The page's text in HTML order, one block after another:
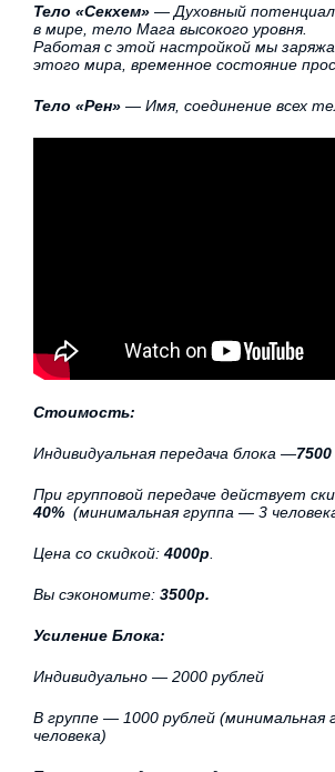
Тело «Секхем» — Духовный
в мире, тело Мага высокого уровня.
Работая с этой настройкой мы
этого мира, временное состояние
Тело «Рен» — Имя, соединение всех
Стоимость:
Индивидуальная передача блока —7500
При групповой передаче действует
40% (минимальная группа — 3
Цена со скидкой: 4000р
Вы сэкономите: 3500р.
Усиление Блока:
Индивидуально — 2000 рублей
В группе — 1000 рублей (минимальная
человека)